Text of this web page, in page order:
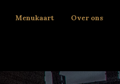
Menukaart Over ons